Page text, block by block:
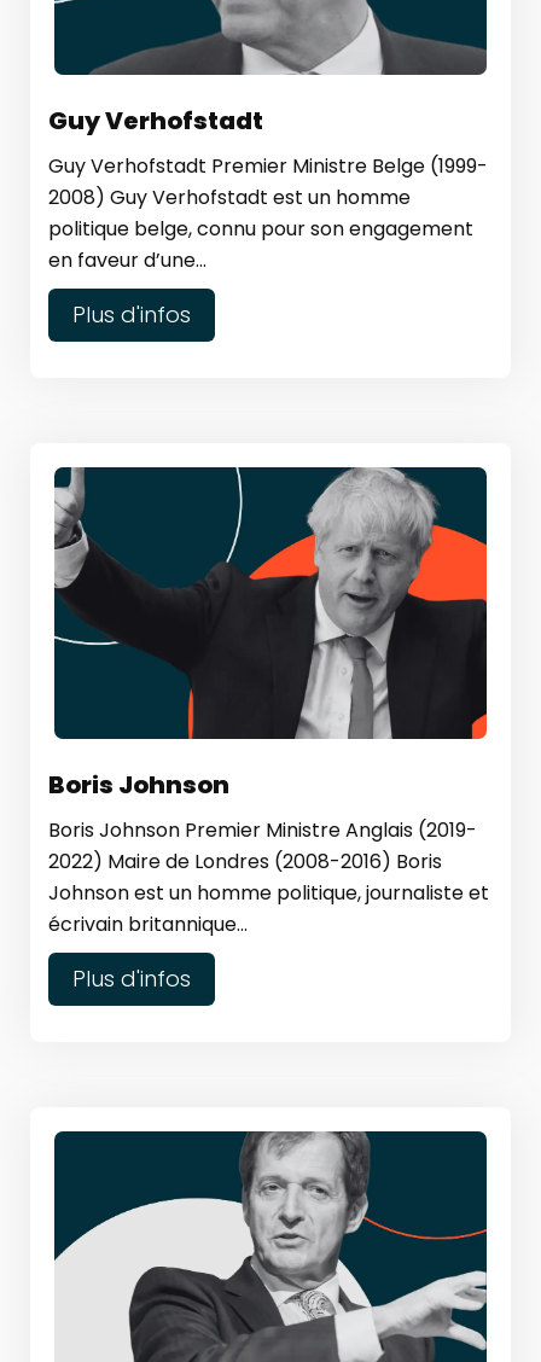
Guy Verhofstadt
Guy Verhofstadt Premier Ministre Belge (1999-
2008) Guy Verhofstadt est un homme
politique belge, connu pour son engagement
en faveur d’une...
Plus d'infos
Boris Johnson
Boris Johnson Premier Ministre Anglais (2019-
2022) Maire de Londres (2008-2016) Boris
Johnson est un homme politique, journaliste et
écrivain britannique...
Plus d'infos